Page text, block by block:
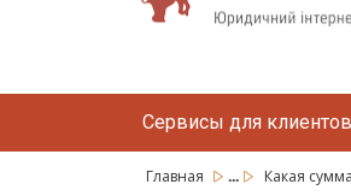
Сервисы для клиентов
Главная ... Какая